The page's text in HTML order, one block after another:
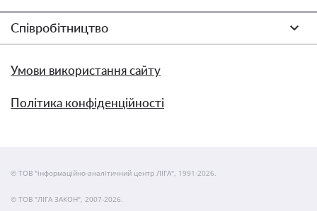
Співробітництво
Умови використання сайту
Політика конфіденційності
© ТОВ "інформаційно-аналітичний центр ЛІГА", 1991-2026.
© ТОВ "ЛІГА ЗАКОН", 2007-2026.